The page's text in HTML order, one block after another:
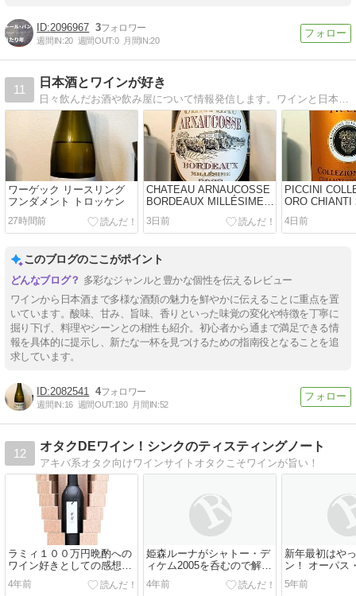
2096967 3
週間IN:20 週間OUT:0 月間IN:20
11
日本酒とワインが好き
日々飲んだお酒や飲み屋について情報発信します。ワインと日本酒が好きです。関西在住なので飲みに行くのは関西圏のお店が中心になります。
ワーゲック リースリング
フンダメント トロッケン
27時間前
CHATEAU ARNAUCOSSE
BORDEAUX MILLÉSIME
2022
3日前
PICCINI
ORO CHIANTI
4日前
このブログのここがポイント
多彩なジャンルと豊かな個性を伝えるレビュー
ワインから日本酒まで多様な酒類の魅力を鮮やかに伝えることに重点を置
いています。酸味、甘み、旨味、香りといった味覚の変化や特徴を丁寧に
掘り下げ、料理やシーンとの相性も紹介。初心者から通まで満足できる情
報を具体的に提示し、新たな一杯を見つけるための指南役となることを追
求しています。
2082541 4
週間IN:16 週間OUT:180 月間IN:52
12
オタクDEワイン！シンクのティスティングノート
アキバ系オタク向けワインサイトオタクこそワインが旨い！
ラミィ１００万円晩酌への
ワイン好きとしての感想を
書くまである
4年前
姫森ルーナがシャトー・デ
ィケム2005を呑むので解説
をしなければならないのら
ね
4年前
新年最初はや
ン！ オーパス
７
5年前